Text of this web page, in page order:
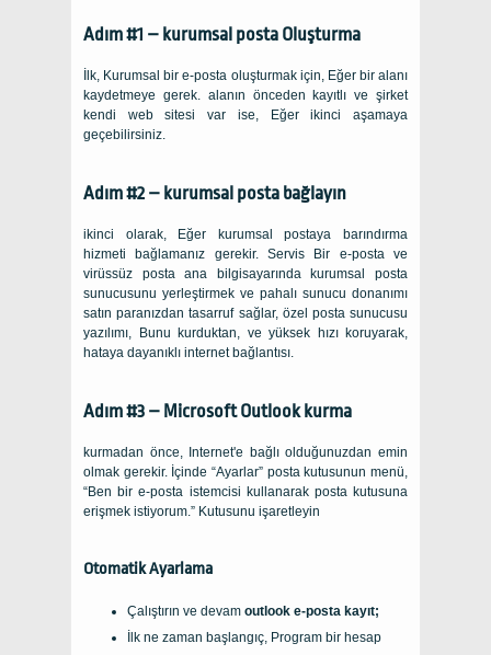
Adım #1 – kurumsal posta Oluşturma
İlk, Kurumsal bir e-posta oluşturmak için, Eğer bir alanı
kaydetmeye gerek. alanın önceden kayıtlı ve şirket
kendi web sitesi var ise, Eğer ikinci aşamaya
geçebilirsiniz.
Adım #2 – kurumsal posta bağlayın
ikinci olarak, Eğer kurumsal postaya barındırma
hizmeti bağlamanız gerekir. Servis Bir e-posta ve
virüssüz posta ana bilgisayarında kurumsal posta
sunucusunu yerleştirmek ve pahalı sunucu donanımı
satın paranızdan tasarruf sağlar, özel posta sunucusu
yazılımı, Bunu kurduktan, ve yüksek hızı koruyarak,
hataya dayanıklı internet bağlantısı.
Adım #3 – Microsoft Outlook kurma
kurmadan önce, Internet'e bağlı olduğunuzdan emin
olmak gerekir. İçinde “Ayarlar” posta kutusunun menü,
“Ben bir e-posta istemcisi kullanarak posta kutusuna
erişmek istiyorum.” Kutusunu işaretleyin
Otomatik Ayarlama
Çalıştırın ve devam outlook e-posta kayıt;
İlk ne zaman başlangıç, Program bir hesap